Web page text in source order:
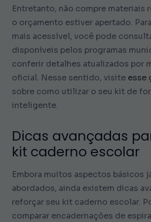
Entretanto, não compre materiais
o orçamento estiver apertado.
mais acessível, você pode
disponíveis pelos programas
conferir detalhes atualizados por
oficial. Nesse sentido, visite esse
sobre como utilizar o seu kit de
inteligente.
Dicas avançadas
kit caderno escolar
Embora muitos aspectos básicos
abordados, ainda existem dicas
reforçar seu kit caderno escolar.
comparar encadernações de